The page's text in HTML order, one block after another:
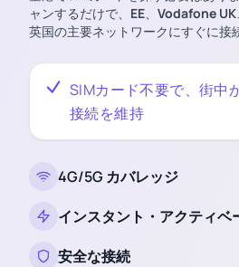
ャンするだけで、 EE、 Vodafone UK
英国の主要ネットワークにすぐに接
SIMカード不要で、街中
接続を維持
4G/5G カバレッジ
インスタント・アクティベ
安全な接続